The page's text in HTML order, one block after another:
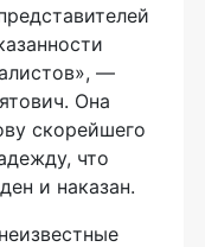
—
Она
скорейшего
что
и наказан.